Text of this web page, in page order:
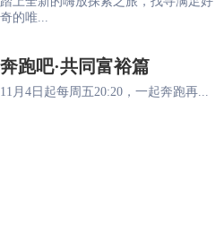
奇的唯...
奔跑吧·共同富裕篇
11月4日起每周五20:20，一起奔跑再...